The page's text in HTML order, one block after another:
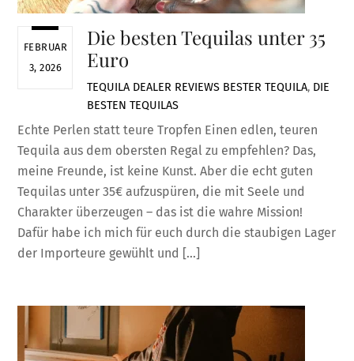
FEBRUAR
3, 2026
Die besten Tequilas unter 35
Euro
TEQUILA DEALER REVIEWS BESTER TEQUILA, DIE
BESTEN TEQUILAS
Echte Perlen statt teure Tropfen Einen edlen, teuren
Tequila aus dem obersten Regal zu empfehlen? Das,
meine Freunde, ist keine Kunst. Aber die echt guten
Tequilas unter 35€ aufzuspüren, die mit Seele und
Charakter überzeugen – das ist die wahre Mission!
Dafür habe ich mich für euch durch die staubigen Lager
der Importeure gewühlt und […]